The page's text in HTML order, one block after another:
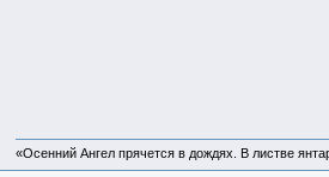
«Осенний Ангел прячется в дождях. В листве